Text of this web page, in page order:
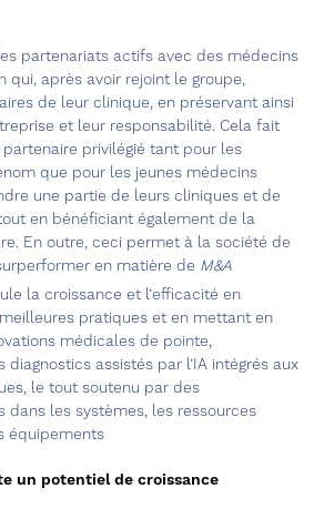
partenariats actifs avec des médecins
qui, après avoir rejoint le groupe,
de leur clinique, en préservant ainsi
et leur responsabilité. Cela fait
privilégié tant pour les
que pour les jeunes médecins
une partie de leurs cliniques et de
en bénéficiant également de la
En outre, ceci permet à la société de
en matière de M&A
la croissance et l’efficacité en
pratiques et en mettant en
médicales de pointe,
assistés par l’IA intégrés aux
le tout soutenu par des
dans les systèmes, les ressources
équipements
un potentiel de croissance